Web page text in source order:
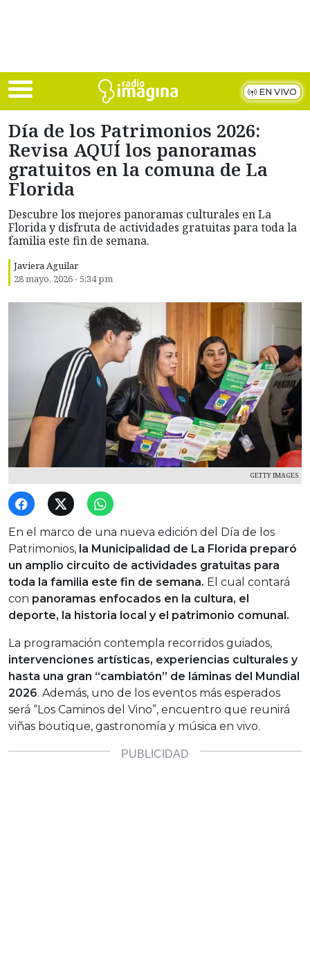
EN VIVO
Día de los Patrimonios 2026:
Revisa AQUÍ los panoramas
gratuitos en la comuna de La
Florida
Descubre los mejores panoramas culturales en La
Florida y disfruta de actividades gratuitas para toda la
familia este fin de semana.
Javiera Aguilar
28 mayo, 2026 - 5:34 pm
GETTY IMAGES
En el marco de una nueva edición del Día de los
Patrimonios, la Municipalidad de La Florida preparó
un amplio circuito de actividades gratuitas para
toda la familia este fin de semana. El cual contará
con panoramas enfocados en la cultura, el
deporte, la historia local y el patrimonio comunal.
La programación contempla recorridos guiados,
intervenciones artísticas, experiencias culturales y
hasta una gran “cambiatón” de láminas del Mundial
2026. Además, uno de los eventos más esperados
será “Los Caminos del Vino”, encuentro que reunirá
viñas boutique, gastronomía y música en vivo.